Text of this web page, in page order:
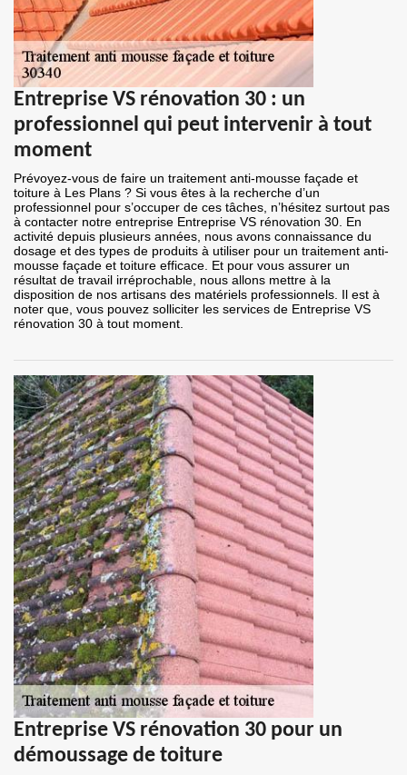
Entreprise VS rénovation 30 : un
professionnel qui peut intervenir à tout
moment
Prévoyez-vous de faire un traitement anti-mousse façade et
toiture à Les Plans ? Si vous êtes à la recherche d’un
professionnel pour s’occuper de ces tâches, n’hésitez surtout pas
à contacter notre entreprise Entreprise VS rénovation 30. En
activité depuis plusieurs années, nous avons connaissance du
dosage et des types de produits à utiliser pour un traitement anti-
mousse façade et toiture efficace. Et pour vous assurer un
résultat de travail irréprochable, nous allons mettre à la
disposition de nos artisans des matériels professionnels. Il est à
noter que, vous pouvez solliciter les services de Entreprise VS
rénovation 30 à tout moment.
Entreprise VS rénovation 30 pour un
démoussage de toiture